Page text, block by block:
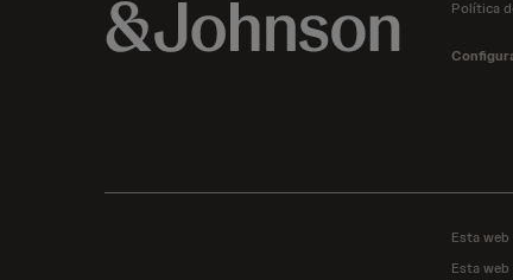
Política
Esta
Esta